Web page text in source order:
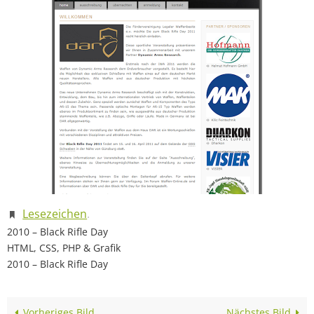
Lesezeichen.
2010 – Black Rifle Day
HTML, CSS, PHP & Grafik
2010 – Black Rifle Day